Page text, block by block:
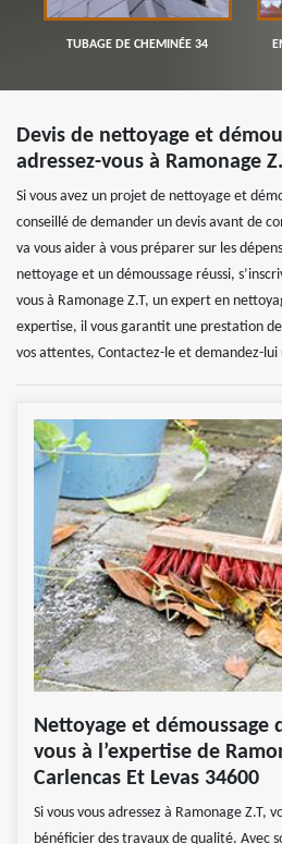
TUBAGE DE CHEMINÉE 34
Devis de nettoyage et
adressez-vous à Ramonage
Si vous avez un projet de nettoyage et
conseillé de demander un devis avant de
va vous aider à vous préparer sur les
nettoyage et un démoussage réussi,
vous à Ramonage Z.T, un expert en
expertise, il vous garantit une prestation
vos attentes, Contactez-le et demandez-
Nettoyage et démoussage
vous à l’expertise de
Carlencas Et Levas 34600
Si vous vous adressez à Ramonage Z.T,
bénéficier des travaux de qualité. Avec